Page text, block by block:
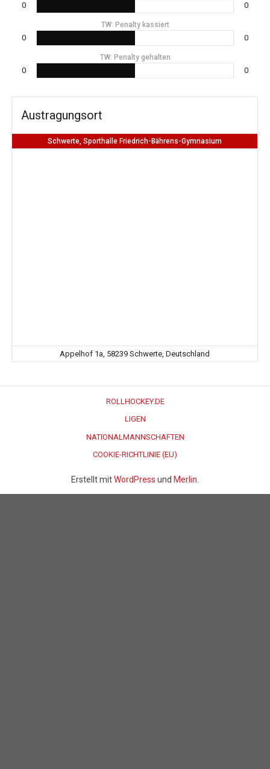
0 0
TW: Penalty kassiert
0 0
TW: Penalty gehalten
0 0
Austragungsort
Schwerte, Sporthalle Friedrich-Bährens-Gymnasium
Appelhof 1a, 58239 Schwerte, Deutschland
ROLLHOCKEY.DE
LIGEN
NATIONALMANNSCHAFTEN
COOKIE-RICHTLINIE (EU)
Erstellt mitWordPress und Merlin.